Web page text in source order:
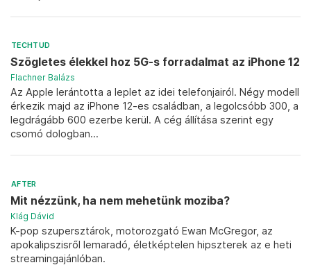
TECHTUD
Szögletes élekkel hoz 5G-s forradalmat az iPhone 12
Flachner Balázs
Az Apple lerántotta a leplet az idei telefonjairól. Négy modell
érkezik majd az iPhone 12-es családban, a legolcsóbb 300, a
legdrágább 600 ezerbe kerül. A cég állítása szerint egy
csomó dologban...
AFTER
Mit nézzünk, ha nem mehetünk moziba?
Klág Dávid
K-pop szupersztárok, motorozgató Ewan McGregor, az
apokalipszisről lemaradó, életképtelen hipszterek az e heti
streamingajánlóban.